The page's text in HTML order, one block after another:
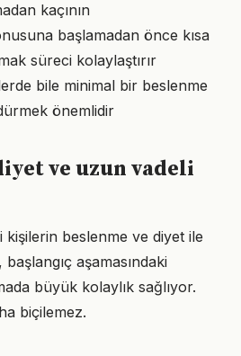
kaçının
başlamadan önce kısa
süreci kolaylaştırır
bile minimal bir beslenme
önemlidir
ve uzun vadeli
kişilerin beslenme ve diyet ile
başlangıç aşamasındaki
büyük kolaylık sağlıyor.
biçilemez.